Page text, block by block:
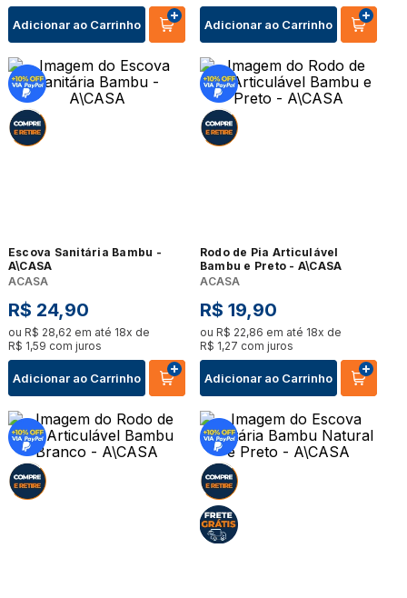
Adicionar ao Carrinho Adicionar ao Carrinho
Escova Sanitária Bambu -
A\CASA
ACASA
R$ 24,90
ou R$ 28,62 em até 18x de
R$ 1,59 com juros
Adicionar ao Carrinho
Rodo de Pia Articulável
Bambu e Preto - A\CASA
ACASA
R$ 19,90
ou R$ 22,86 em até 18x de
R$ 1,27 com juros
Adicionar ao Carrinho